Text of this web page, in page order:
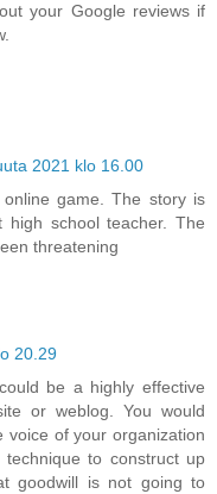
your Google reviews if
2021 klo 16.00
game. The story is
school teacher. The
threatening
20.29
be a highly effective
or weblog. You would
voice of your organization
to construct up
goodwill is not going to